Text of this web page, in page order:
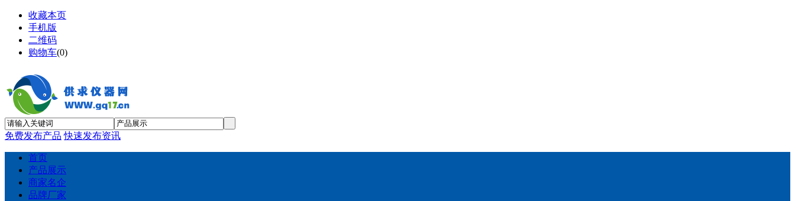
收藏本页
手机版
二维码
购物车(0)
免费发布产品 快速发布资讯
首页
产品展示
商家名企
品牌厂家